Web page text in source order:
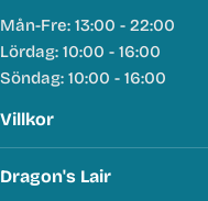
Mån-Fre: 13:00 - 22:00
Lördag: 10:00 - 16:00
Söndag: 10:00 - 16:00
Villkor
Dragon's Lair